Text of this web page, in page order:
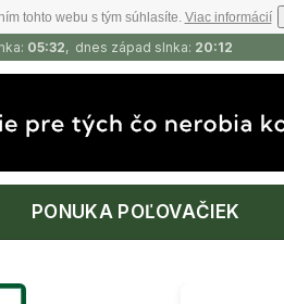
tohto webu s tým súhlasíte. Viac informácií
05:32, dnes západ slnka: 20:12
PONUKA POĽOVAČIEK